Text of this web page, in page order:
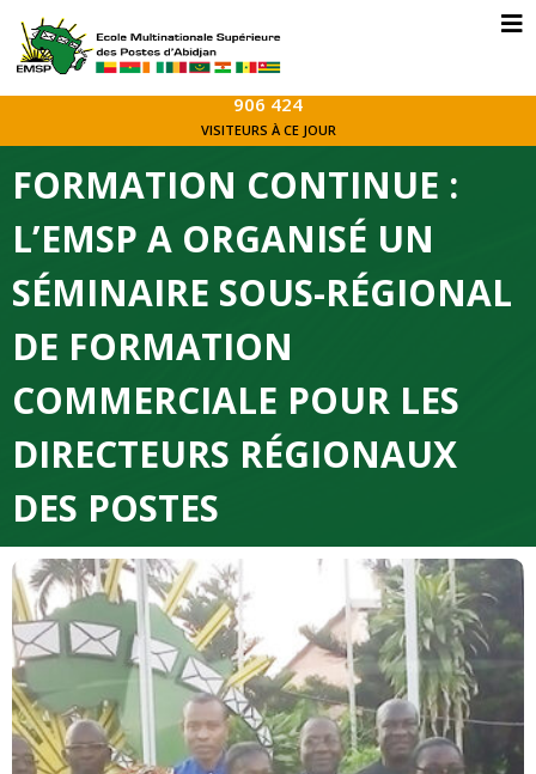
906 424
VISITEURS À CE JOUR
FORMATION CONTINUE :
L’EMSP A ORGANISÉ UN
SÉMINAIRE SOUS-RÉGIONAL
DE FORMATION
COMMERCIALE POUR LES
DIRECTEURS RÉGIONAUX
DES POSTES